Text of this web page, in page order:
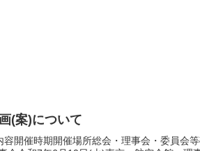
(案)について
開催時期開催場所総会・理事会・委員会